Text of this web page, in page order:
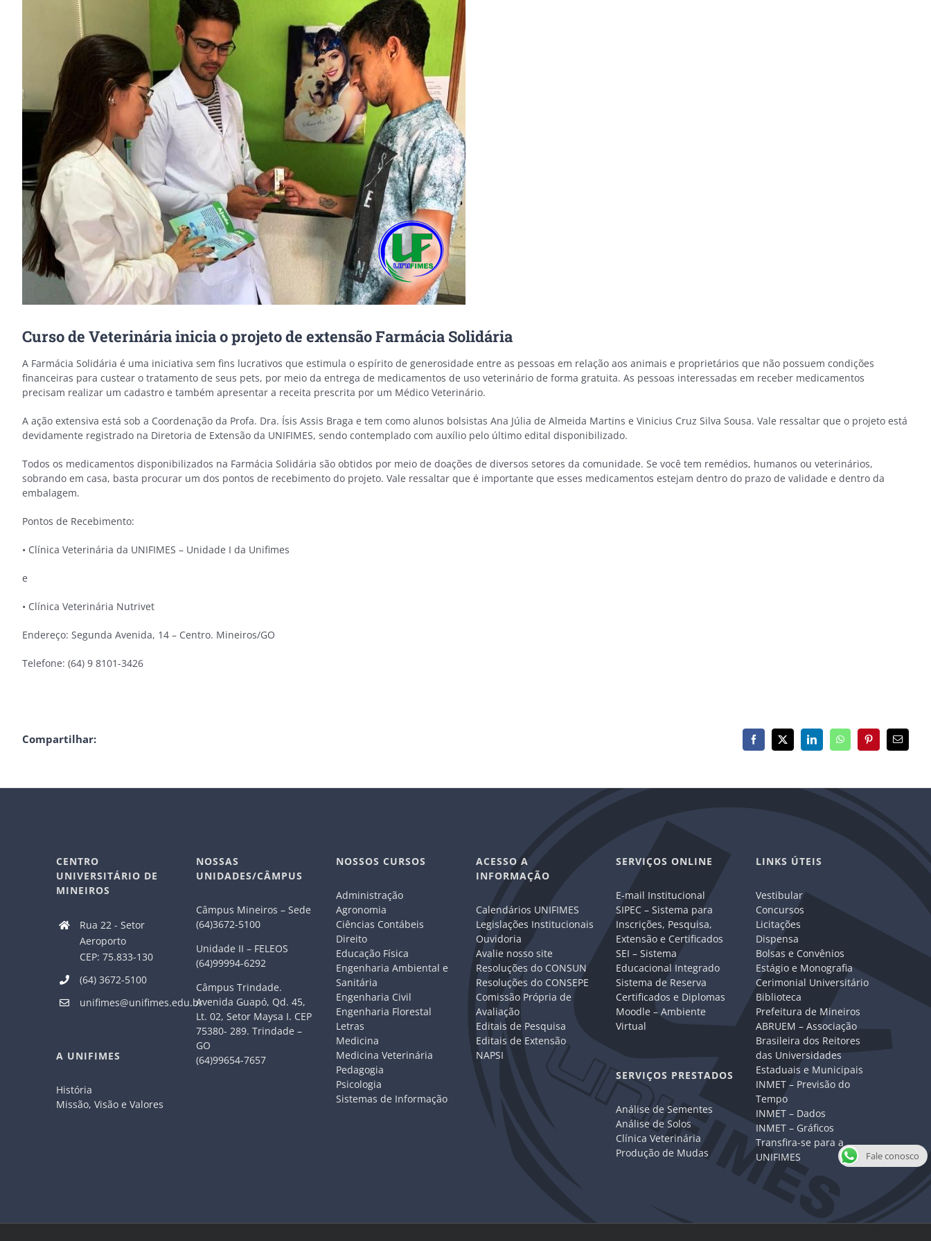
Curso de Veterinária inicia o projeto de extensão Farmácia Solidária
A Farmácia Solidária é uma iniciativa sem fins lucrativos que estimula o espírito de generosidade entre as pessoas em relação aos animais e proprietários que não possuem condições
financeiras para custear o tratamento de seus pets, por meio da entrega de medicamentos de uso veterinário de forma gratuita. As pessoas interessadas em receber medicamentos
precisam realizar um cadastro e também apresentar a receita prescrita por um Médico Veterinário.
A ação extensiva está sob a Coordenação da Profa. Dra. Ísis Assis Braga e tem como alunos bolsistas Ana Júlia de Almeida Martins e Vinicius Cruz Silva Sousa. Vale ressaltar que o projeto está
devidamente registrado na Diretoria de Extensão da UNIFIMES, sendo contemplado com auxílio pelo último edital disponibilizado.
Todos os medicamentos disponibilizados na Farmácia Solidária são obtidos por meio de doações de diversos setores da comunidade. Se você tem remédios, humanos ou veterinários,
sobrando em casa, basta procurar um dos pontos de recebimento do projeto. Vale ressaltar que é importante que esses medicamentos estejam dentro do prazo de validade e dentro da
embalagem.
Pontos de Recebimento:
• Clínica Veterinária da UNIFIMES – Unidade I da Unifimes
e
• Clínica Veterinária Nutrivet
Endereço: Segunda Avenida, 14 – Centro. Mineiros/GO
Telefone: (64) 9 8101-3426
Compartilhar: Facebook
X LinkedInWhatsAppPinterest
E-
mail
CENTRO
UNIVERSITÁRIO DE
MINEIROS
Rua 22 - Setor
Aeroporto
CEP: 75.833-130
(64) 3672-5100
unifimes@unifimes.edu.br
A UNIFIMES
História
Missão, Visão e Valores
NOSSAS
UNIDADES/CÂMPUS
Câmpus Mineiros – Sede
(64)3672-5100
Unidade II – FELEOS
(64)99994-6292
Câmpus Trindade.
Avenida Guapó, Qd. 45,
Lt. 02, Setor Maysa I. CEP
75380- 289. Trindade –
GO
(64)99654-7657
NOSSOS CURSOS
Administração
Agronomia
Ciências Contábeis
Direito
Educação Física
Engenharia Ambiental e
Sanitária
Engenharia Civil
Engenharia Florestal
Letras
Medicina
Medicina Veterinária
Pedagogia
Psicologia
Sistemas de Informação
ACESSO A
INFORMAÇÃO
Calendários UNIFIMES
Legislações Institucionais
Ouvidoria
Avalie nosso site
Resoluções do CONSUN
Resoluções do CONSEPE
Comissão Própria de
Avaliação
Editais de Pesquisa
Editais de Extensão
NAPSI
SERVIÇOS ONLINE
E-mail Institucional
SIPEC – Sistema para
Inscrições, Pesquisa,
Extensão e Certificados
SEI – Sistema
Educacional Integrado
Sistema de Reserva
Certificados e Diplomas
Moodle – Ambiente
Virtual
SERVIÇOS PRESTADOS
Análise de Sementes
Análise de Solos
Clínica Veterinária
Produção de Mudas
LINKS ÚTEIS
Vestibular
Concursos
Licitações
Dispensa
Bolsas e Convênios
Estágio e Monografia
Cerimonial Universitário
Biblioteca
Prefeitura de Mineiros
ABRUEM – Associação
Brasileira dos Reitores
das Universidades
Estaduais e Municipais
INMET – Previsão do
Tempo
INMET – Dados
INMET – Gráficos
Transfira-se para a
UNIFIMES
Fale conosco